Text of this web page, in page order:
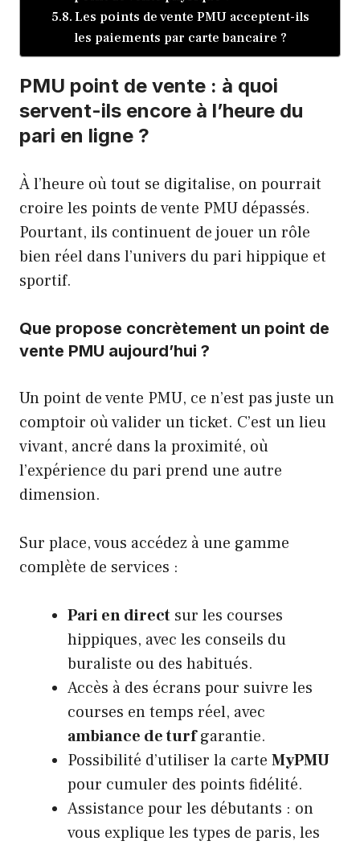
Les points de vente PMU acceptent-ils
les paiements par carte bancaire ?
PMU point de vente : à quoi
servent-ils encore à l’heure du
pari en ligne ?
À l’heure où tout se digitalise, on pourrait
croire les points de vente PMU dépassés.
Pourtant, ils continuent de jouer un rôle
bien réel dans l’univers du pari hippique et
sportif.
Que propose concrètement un point de
vente PMU aujourd’hui ?
Un point de vente PMU, ce n’est pas juste un
comptoir où valider un ticket. C’est un lieu
vivant, ancré dans la proximité, où
l’expérience du pari prend une autre
dimension.
Sur place, vous accédez à une gamme
complète de services :
Pari en direct sur les courses
hippiques, avec les conseils du
buraliste ou des habitués.
Accès à des écrans pour suivre les
courses en temps réel, avec
ambiance de turfgarantie.
Possibilité d’utiliser la carte MyPMU
pour cumuler des points fidélité.
Assistance pour les débutants : on
vous explique les types de paris, les